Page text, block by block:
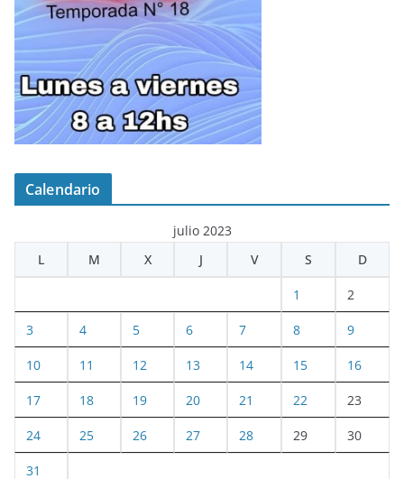
Calendario
julio 2023
L
M X J V S D
1 2
3 4 5 6 7 8 9
10 11 12 13 14 15 16
17 18 19 20 21 22 23
24 25 26 27 28 29 30
31